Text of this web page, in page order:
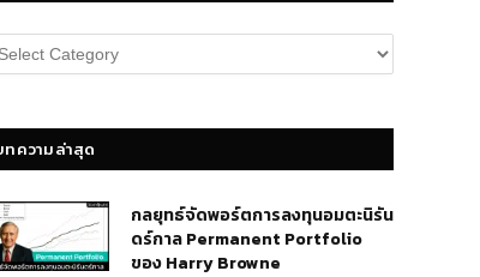
ทความล่าสุด
กลยุทธ์​จัดพอร์ตการลงทุนอมตะนิรัน
ดร์กาล Permanent Portfolio
ของ Harry Browne